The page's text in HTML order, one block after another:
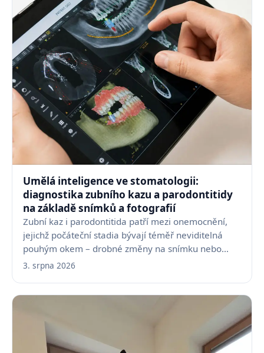
Umělá inteligence ve stomatologii:
diagnostika zubního kazu a parodontitidy
na základě snímků a fotografií
Zubní kaz i parodontitida patří mezi onemocnění,
jejichž počáteční stadia bývají téměř neviditelná
pouhým okem – drobné změny na snímku nebo
fotografii…
3. srpna 2026